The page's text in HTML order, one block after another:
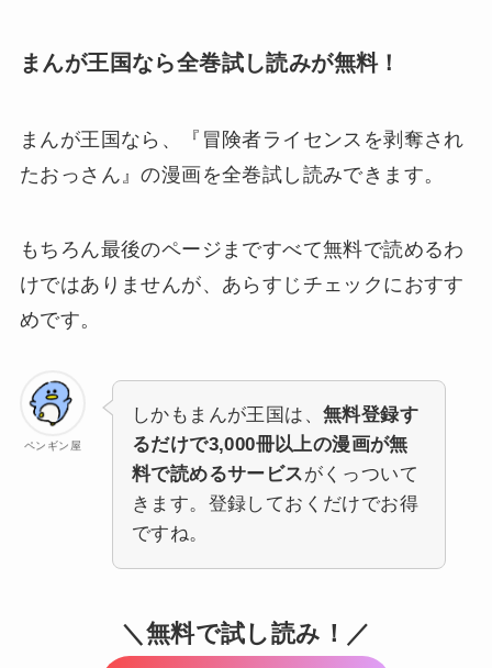
まんが王国なら全巻試し読みが無料！
まんが王国なら、
『冒険者ライセンスを剥奪され
たおっさん』の漫画を全巻試し読みできます。
もちろん最後のページまですべて無料で読めるわ
けではありませんが、あらすじチェックにおすす
めです。
ペンギン屋
しかもまんが王国は、 無料登録す
るだけで3,000冊以上の漫画が無
料で読めるサービスがくっついて
きます。登録しておくだけでお得
ですね。
＼無料で試し読み！／